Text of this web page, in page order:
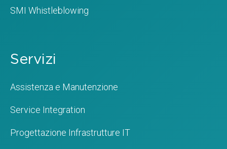
SMI Whistleblowing
Servizi
Assistenza e Manutenzione
Service Integration
Progettazione Infrastrutture IT